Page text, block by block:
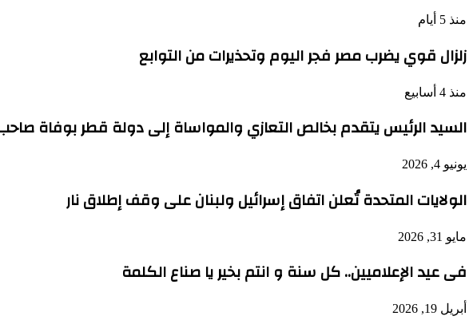
منذ 5 أيام
زلزال قوي يضرب مصر فجر اليوم وتحذيرات من التوابع
منذ 4 أسابيع
السيد الرئيس يتقدم بخالص التعازي والمواساة إلى دولة قطر بوفاة
يونيو 4, 2026
الولايات المتحدة تُعلن اتفاق إسرائيل ولبنان على وقف إطلاق نار
مايو 31, 2026
فى عيد الإعلاميين.. كل سنة و انتم بخير يا صناع الكلمة
أبريل 19, 2026